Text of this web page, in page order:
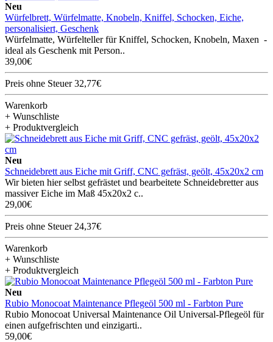
Neu
Würfelbrett, Würfelmatte, Knobeln, Kniffel, Schocken, Eiche,
personalisiert, Geschenk
Würfelmatte, Würfelteller für Kniffel, Schocken, Knobeln, Maxen -
ideal als Geschenk mit Person..
39,00€
Preis ohne Steuer 32,77€
Warenkorb
+ Wunschliste
+ Produktvergleich
Neu
Schneidebrett aus Eiche mit Griff, CNC gefräst, geölt, 45x20x2 cm
Wir bieten hier selbst gefrästet und bearbeitete Schneidebretter aus
massiver Eiche im Maß 45x20x2 c..
29,00€
Preis ohne Steuer 24,37€
Warenkorb
+ Wunschliste
+ Produktvergleich
Neu
Rubio Monocoat Maintenance Pflegeöl 500 ml - Farbton Pure
Rubio Monocoat Universal Maintenance Oil Universal-Pflegeöl für
einen aufgefrischten und einzigarti..
59,00€